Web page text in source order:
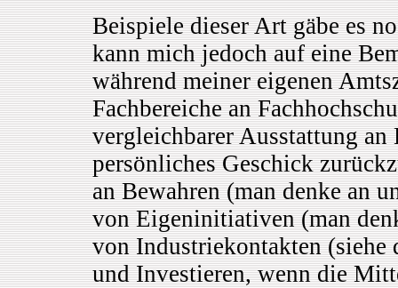
Beispiele dieser Art gäbe es
kann mich jedoch auf eine
während meiner eigenen
Fachbereiche an
vergleichbarer Ausstattung
persönliches Geschick
an Bewahren (man denke an
von Eigeninitiativen (man
von Industriekontakten (siehe
und Investieren, wenn die